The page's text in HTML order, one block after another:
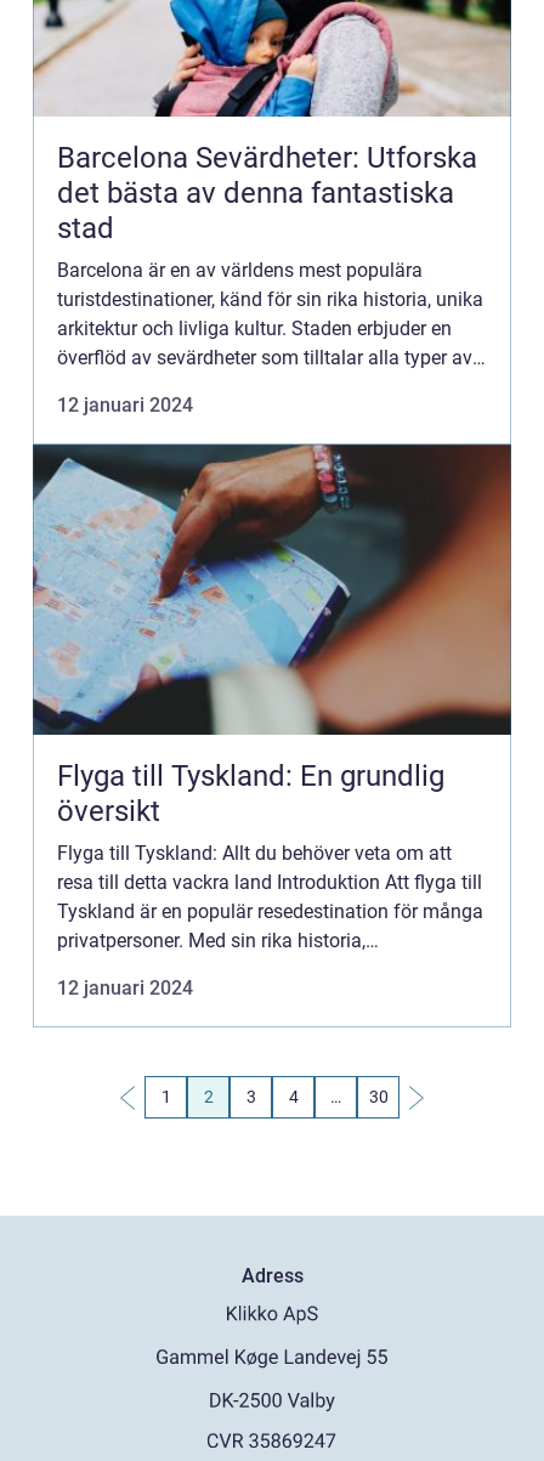
Barcelona Sevärdheter: Utforska
det bästa av denna fantastiska
stad
Barcelona är en av världens mest populära
turistdestinationer, känd för sin rika historia, unika
arkitektur och livliga kultur. Staden erbjuder en
överflöd av sevärdheter som tilltalar alla typer av
ö...
12 januari 2024
Flyga till Tyskland: En grundlig
översikt
Flyga till Tyskland: Allt du behöver veta om att
resa till detta vackra land Introduktion Att flyga till
Tyskland är en populär resedestination för många
privatpersoner. Med sin rika historia,
har Tysklan...
12 januari 2024
1 2 3 4 … 30
Adress